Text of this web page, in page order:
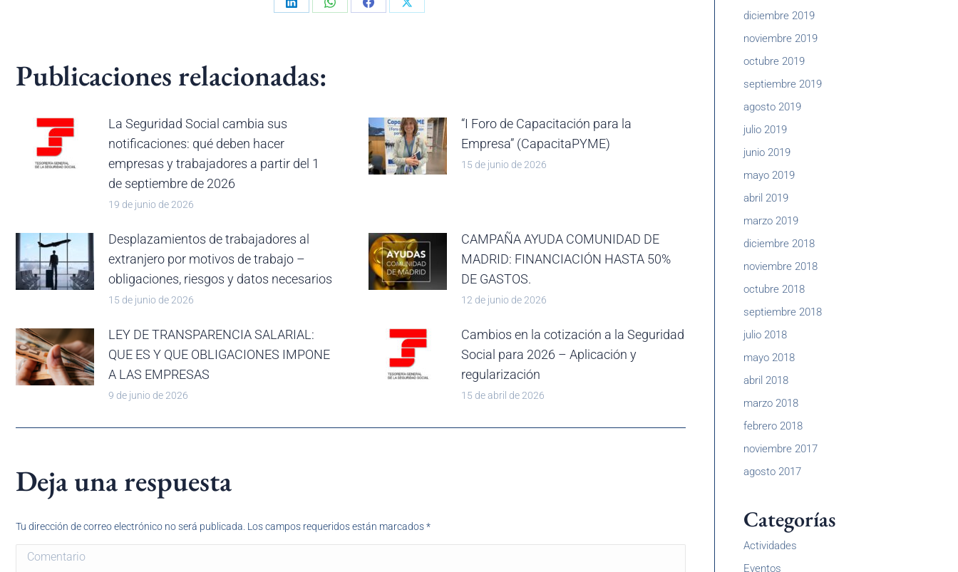
Share
Share
Share
Share
Publicaciones relacionadas:
La Seguridad Social cambia sus
notificaciones: qué deben hacer
empresas y trabajadores a partir del 1
de septiembre de 2026
19 de junio de 2026
“I Foro de Capacitación para la
Empresa” (CapacitaPYME)
15 de junio de 2026
Desplazamientos de trabajadores al
extranjero por motivos de trabajo –
obligaciones, riesgos y datos necesarios
15 de junio de 2026
CAMPAÑA AYUDA COMUNIDAD DE
MADRID: FINANCIACIÓN HASTA 50%
DE GASTOS.
12 de junio de 2026
LEY DE TRANSPARENCIA SALARIAL:
QUE ES Y QUE OBLIGACIONES IMPONE
A LAS EMPRESAS
9 de junio de 2026
Cambios en la cotización a la Seguridad
Social para 2026 – Aplicación y
regularización
15 de abril de 2026
Deja una respuesta
Tu dirección de correo electrónico no será publicada. Los campos requeridos están marcados*
Comentario
diciembre 2019
noviembre 2019
octubre 2019
septiembre 2019
agosto 2019
julio 2019
junio 2019
mayo 2019
abril 2019
marzo 2019
diciembre 2018
noviembre 2018
octubre 2018
septiembre 2018
julio 2018
mayo 2018
abril 2018
marzo 2018
febrero 2018
noviembre 2017
agosto 2017
Categorías
Actividades
Eventos